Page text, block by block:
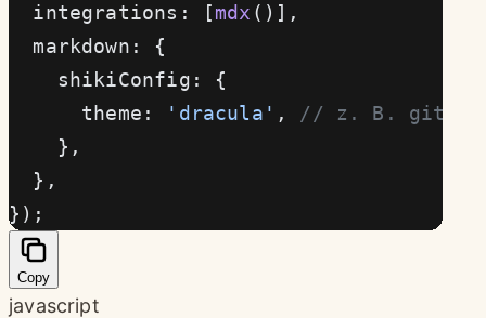
  integrations: [
mdx ()],
  markdown: {
    shikiConfig: {
      theme:
'dracula' , // z. B. github-
    },
  },
});
Copy
javascript